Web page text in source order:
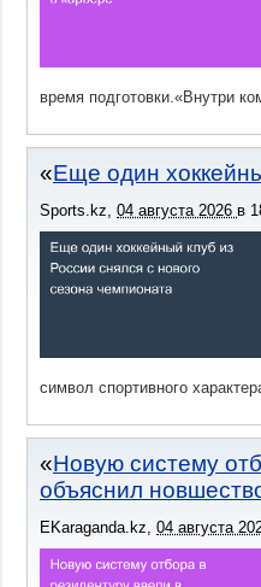
время подготовки.«Внутри
Еще один
Sports.kz, 04 августа 2026 в
символ спортивного
Новую систему
объяснил
EKaraganda.kz, 04 августа